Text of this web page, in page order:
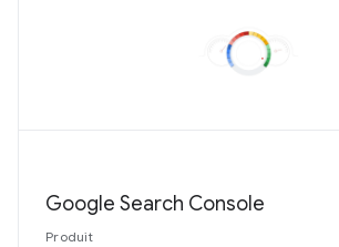
Google Search Console
Produit